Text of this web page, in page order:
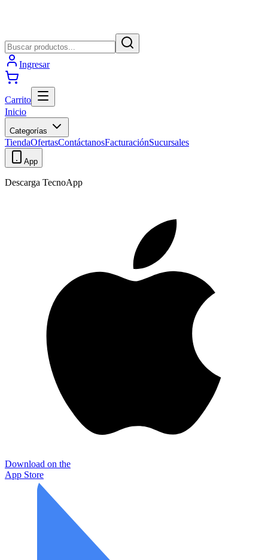
Ingresar
Carrito
Inicio
Categorías
TiendaOfertasContáctanosFacturaciónSucursales
App
Descarga TecnoApp
Download on the
App Store